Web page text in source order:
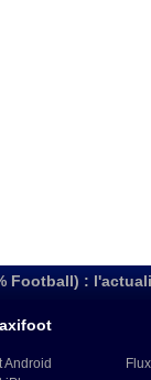
Football) :
Android